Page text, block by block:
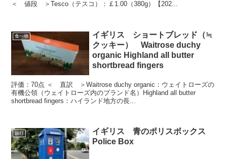
＜ 値段 ＞Tesco（テスコ）：￡1.00（380g）【202...
食べ物
イギリス ショートブレッド（≒
クッキー） Waitrose duchy
organic Highland all butter
shortbread fingers
評価：70点 ＜ 直訳 ＞Waitrose duchy organic：ウェイトローズの
有機公領（ウェイトローズ内のブランド名）Highland all butter
shortbread fingers：ハイランド地方の長...
旅行
イギリス 青のポリスボックス
Police Box